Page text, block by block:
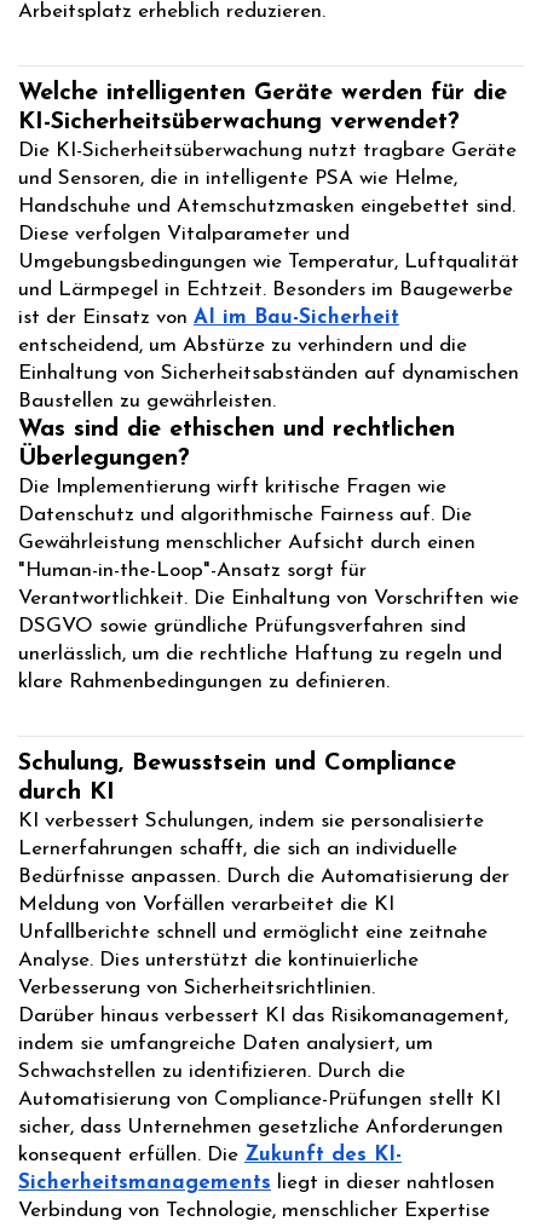
Arbeitsplatz erheblich reduzieren.
Welche intelligenten Geräte werden für die
KI-Sicherheitsüberwachung verwendet?
Die KI-Sicherheitsüberwachung nutzt tragbare Geräte
und Sensoren, die in intelligente PSA wie Helme,
Handschuhe und Atemschutzmasken eingebettet sind.
Diese verfolgen Vitalparameter und
Umgebungsbedingungen wie Temperatur, Luftqualität
und Lärmpegel in Echtzeit. Besonders im Baugewerbe
ist der Einsatz von AI im Bau-Sicherheit
entscheidend, um Abstürze zu verhindern und die
Einhaltung von Sicherheitsabständen auf dynamischen
Baustellen zu gewährleisten.
Was sind die ethischen und rechtlichen
Überlegungen?
Die Implementierung wirft kritische Fragen wie
Datenschutz und algorithmische Fairness auf. Die
Gewährleistung menschlicher Aufsicht durch einen
"Human-in-the-Loop"-Ansatz sorgt für
Verantwortlichkeit. Die Einhaltung von Vorschriften wie
DSGVO sowie gründliche Prüfungsverfahren sind
unerlässlich, um die rechtliche Haftung zu regeln und
klare Rahmenbedingungen zu definieren.
Schulung, Bewusstsein und Compliance
durch KI
KI verbessert Schulungen, indem sie personalisierte
Lernerfahrungen schafft, die sich an individuelle
Bedürfnisse anpassen. Durch die Automatisierung der
Meldung von Vorfällen verarbeitet die KI
Unfallberichte schnell und ermöglicht eine zeitnahe
Analyse. Dies unterstützt die kontinuierliche
Verbesserung von Sicherheitsrichtlinien.
Darüber hinaus verbessert KI das Risikomanagement,
indem sie umfangreiche Daten analysiert, um
Schwachstellen zu identifizieren. Durch die
Automatisierung von Compliance-Prüfungen stellt KI
sicher, dass Unternehmen gesetzliche Anforderungen
konsequent erfüllen. Die Zukunft des KI-
Sicherheitsmanagements liegt in dieser nahtlosen
Verbindung von Technologie, menschlicher Expertise